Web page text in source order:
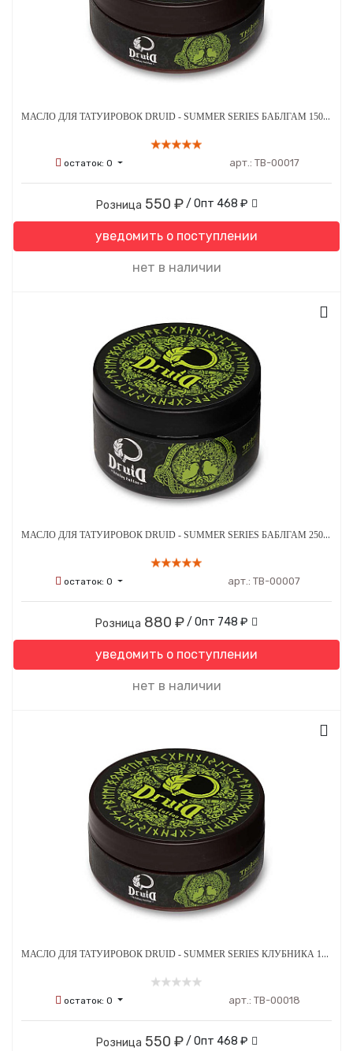
МАСЛО ДЛЯ ТАТУИРОВОК DRUID - SUMMER SERIES БАБЛГАМ 150 МЛ
остаток: 0 арт.: ТВ-00017
Розница 550 ₽ / Опт 468 ₽
уведомить о поступлении
нет в наличии
МАСЛО ДЛЯ ТАТУИРОВОК DRUID - SUMMER SERIES БАБЛГАМ 250 МЛ
остаток: 0 арт.: ТВ-00007
Розница 880 ₽/ Опт 748 ₽
уведомить о поступлении
нет в наличии
МАСЛО ДЛЯ ТАТУИРОВОК DRUID - SUMMER SERIES КЛУБНИКА 150 МЛ
остаток: 0 арт.: ТВ-00018
Розница 550 ₽ / Опт 468 ₽